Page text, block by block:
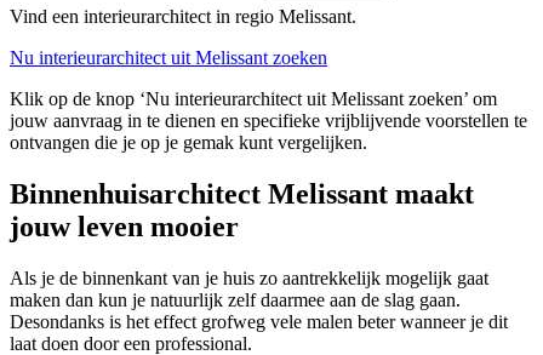
Vind een interieurarchitect in regio Melissant.
Nu interieurarchitect uit Melissant zoeken
Klik op de knop ‘Nu interieurarchitect uit Melissant zoeken’ om
jouw aanvraag in te dienen en specifieke vrijblijvende voorstellen te
ontvangen die je op je gemak kunt vergelijken.
Binnenhuisarchitect Melissant maakt
jouw leven mooier
Als je de binnenkant van je huis zo aantrekkelijk mogelijk gaat
maken dan kun je natuurlijk zelf daarmee aan de slag gaan.
Desondanks is het effect grofweg vele malen beter wanneer je dit
laat doen door een professional.